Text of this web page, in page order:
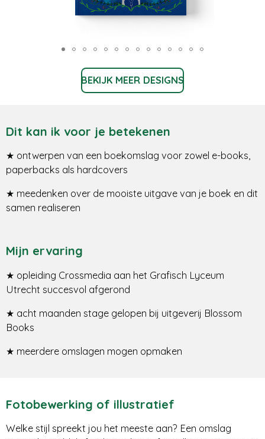
BEKIJK MEER DESIGNS
Dit kan ik voor je betekenen
★ ontwerpen van een boekomslag voor zowel e-books,
paperbacks als hardcovers
★ meedenken over de mooiste uitgave van je boek en dit
samen realiseren
Mijn ervaring
★ opleiding Crossmedia aan het Grafisch Lyceum
Utrecht succesvol afgerond
★ acht maanden stage gelopen bij uitgeverij Blossom
Books
★ meerdere omslagen mogen opmaken
Fotobewerking of illustratief
Welke stijl spreekt jou het meeste aan? Een omslag